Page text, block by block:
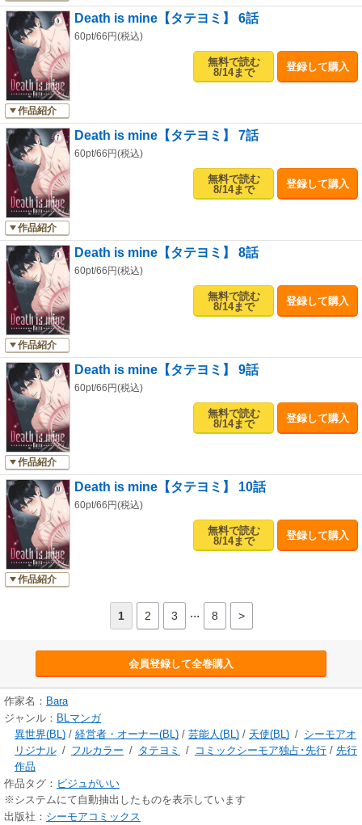
作品紹介
Death is mine【タテヨミ】 6話
60pt/66円(税込)
無料で読む
8/14まで
登録して購入
作品紹介
Death is mine【タテヨミ】 7話
60pt/66円(税込)
無料で読む
8/14まで
登録して購入
作品紹介
Death is mine【タテヨミ】 8話
60pt/66円(税込)
無料で読む
8/14まで
登録して購入
作品紹介
Death is mine【タテヨミ】 9話
60pt/66円(税込)
無料で読む
8/14まで
登録して購入
作品紹介
Death is mine【タテヨミ】 10話
60pt/66円(税込)
無料で読む
8/14まで
登録して購入
1 2 3 ... 8 >
会員登録して全巻購入
作家名： Bara
ジャンル： BLマンガ
異世界(BL) / 経営者・オーナー(BL) / 芸能人(BL) / 天使(BL) / シーモアオ
リジナル / フルカラー / タテヨミ / コミックシーモア独占･先行 / 先行
作品
作品タグ： ビジュがいい
※システムにて自動抽出したものを表示しています
出版社： シーモアコミックス